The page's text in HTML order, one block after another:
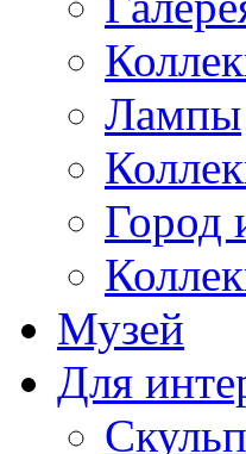
Лампы
Город
Музей
Для